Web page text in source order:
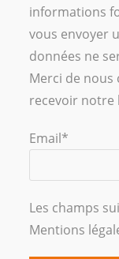
informations
vous envoyer
données ne
Merci de
recevoir
Email*
Les champs
Mentions